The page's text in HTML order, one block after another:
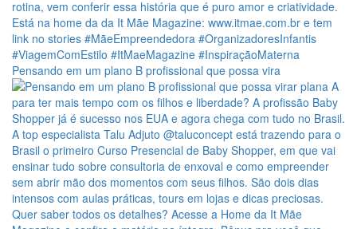
Pensando em um plano B profissional que possa vira